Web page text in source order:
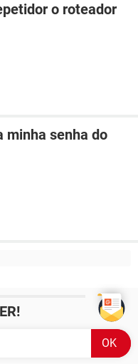
o roteador
minha senha do